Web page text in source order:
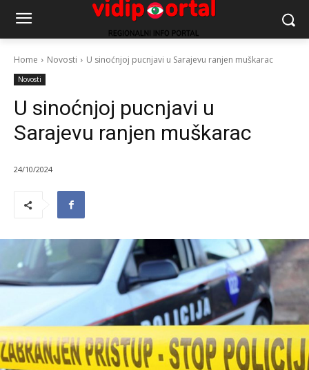
Home Novosti U sinoćnjoj pucnjavi u Sarajevu ranjen muškarac
Novosti
U sinoćnjoj pucnjavi u
Sarajevu ranjen muškarac
24/10/2024